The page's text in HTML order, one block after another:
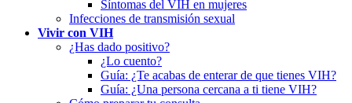
Síntomas del VIH en mujeres
Infecciones de transmisión sexual
Vivir con VIH
¿Has dado positivo?
¿Lo cuento?
Guía: ¿Te acabas de enterar de que tienes VIH?
Guía: ¿Una persona cercana a ti tiene VIH?